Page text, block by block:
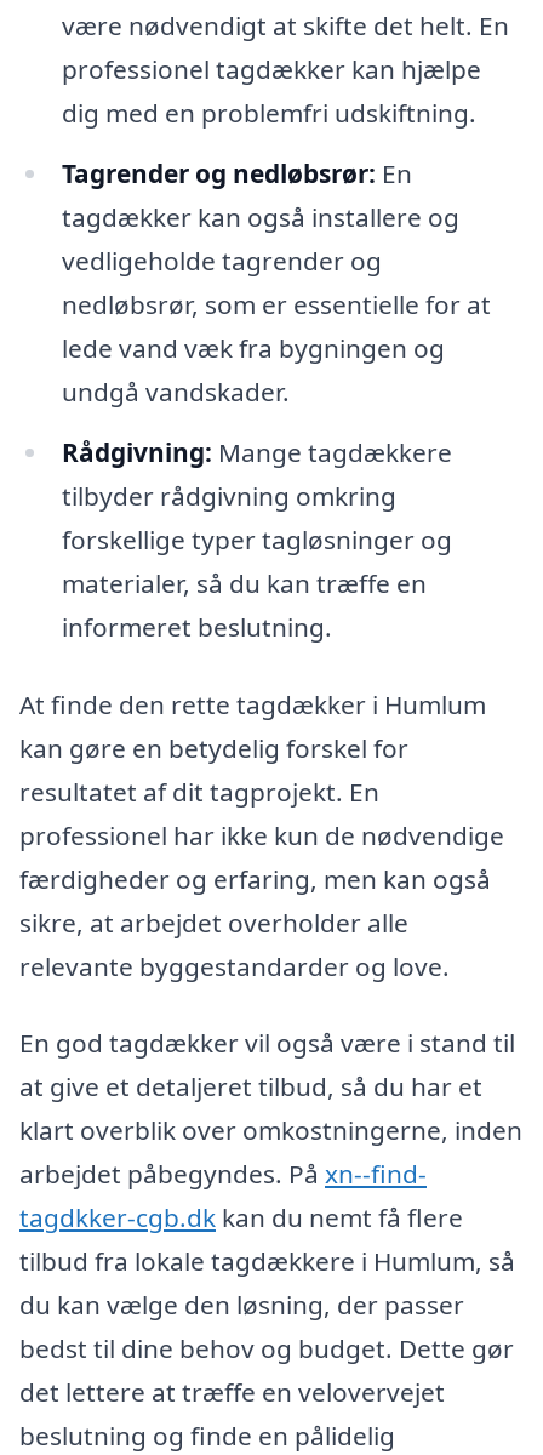
være nødvendigt at skifte det helt. En
professionel tagdækker kan hjælpe
dig med en problemfri udskiftning.
Tagrender og nedløbsrør: En
tagdækker kan også installere og
vedligeholde tagrender og
nedløbsrør, som er essentielle for at
lede vand væk fra bygningen og
undgå vandskader.
Rådgivning: Mange tagdækkere
tilbyder rådgivning omkring
forskellige typer tagløsninger og
materialer, så du kan træffe en
informeret beslutning.
At finde den rette tagdækker i Humlum
kan gøre en betydelig forskel for
resultatet af dit tagprojekt. En
professionel har ikke kun de nødvendige
færdigheder og erfaring, men kan også
sikre, at arbejdet overholder alle
relevante byggestandarder og love.
En god tagdækker vil også være i stand til
at give et detaljeret tilbud, så du har et
klart overblik over omkostningerne, inden
arbejdet påbegyndes. På xn--find-
tagdkker-cgb.dk kan du nemt få flere
tilbud fra lokale tagdækkere i Humlum, så
du kan vælge den løsning, der passer
bedst til dine behov og budget. Dette gør
det lettere at træffe en velovervejet
beslutning og finde en pålidelig